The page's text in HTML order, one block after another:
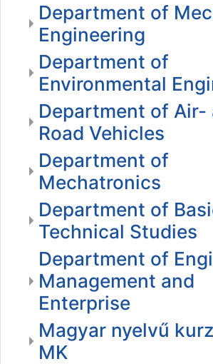
Department of
Engineering
Department of
Environmental
Department of Air-
Road Vehicles
Department of
Mechatronics
Department of
Technical Studies
Department of
Management and
Enterprise
Magyar nyelvű
MK